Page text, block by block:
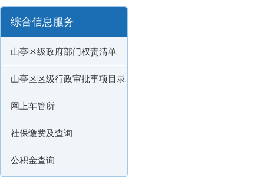
综合信息服务
山亭区级政府部门权责清单
山亭区区级行政审批事项目录
网上车管所
社保缴费及查询
公积金查询